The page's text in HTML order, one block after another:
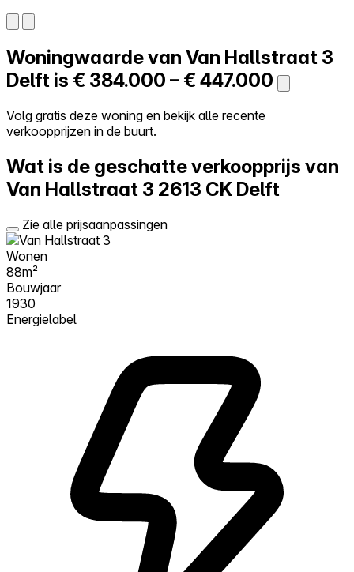
Zelf kopen
Alles-in-één
Reviews
Log in
Woningwaarde van Van Hallstraat 3
Delft is € 384.000 – € 447.000
Volg gratis deze woning en bekijk alle recente
verkoopprijzen in de buurt.
Wat is de geschatte verkoopprijs van
Van Hallstraat 3 2613 CK Delft
Zie alle prijsaanpassingen
Wonen
88m²
Bouwjaar
1930
Energielabel